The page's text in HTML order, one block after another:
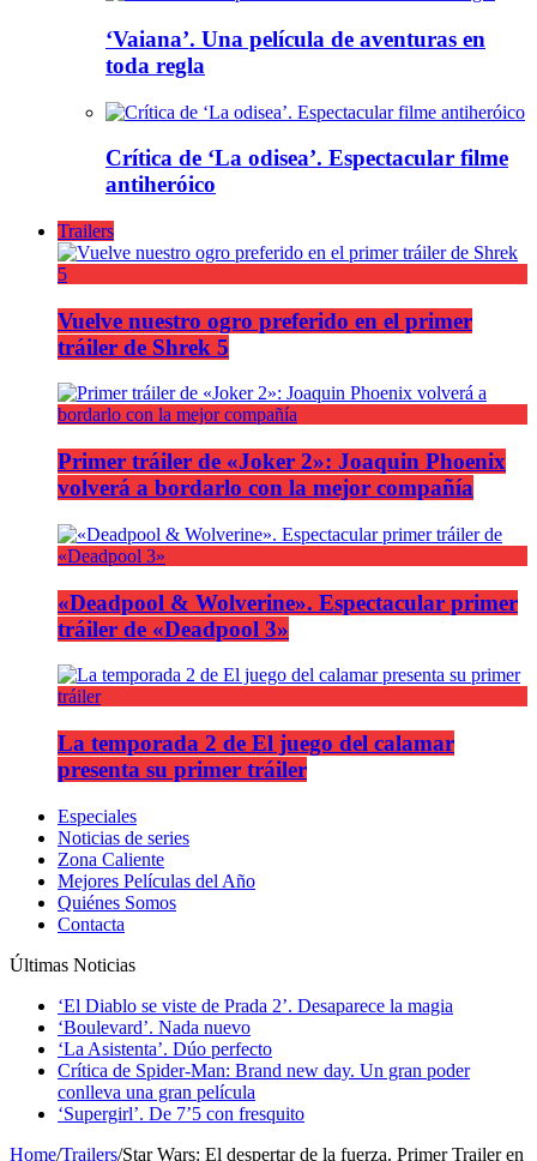
‘Vaiana’. Una película de aventuras en
toda regla
Crítica de ‘La odisea’. Espectacular filme
antiheróico
Trailers
Vuelve nuestro ogro preferido en el primer
tráiler de Shrek 5
Primer tráiler de «Joker 2»: Joaquin Phoenix
volverá a bordarlo con la mejor compañía
«Deadpool & Wolverine». Espectacular primer
tráiler de «Deadpool 3»
La temporada 2 de El juego del calamar
presenta su primer tráiler
Especiales
Noticias de series
Zona Caliente
Mejores Películas del Año
Quiénes Somos
Contacta
Últimas Noticias
‘El Diablo se viste de Prada 2’. Desaparece la magia
‘Boulevard’. Nada nuevo
‘La Asistenta’. Dúo perfecto
Crítica de Spider-Man: Brand new day. Un gran poder
conlleva una gran película
‘Supergirl’. De 7’5 con fresquito
Home/Trailers/Star Wars: El despertar de la fuerza. Primer Trailer en